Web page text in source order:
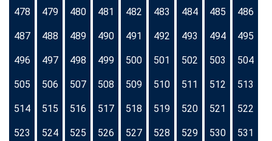
478 479 480 481 482 483 484 485 486
487 488 489 490 491 492 493 494 495
496 497 498 499 500 501 502 503 504
505 506 507 508 509 510 511 512 513
514 515 516 517 518 519 520 521 522
523 524 525 526 527 528 529 530 531